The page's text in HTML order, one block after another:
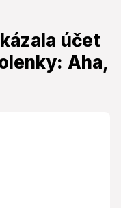
účet
Aha,
účet za
Aha,